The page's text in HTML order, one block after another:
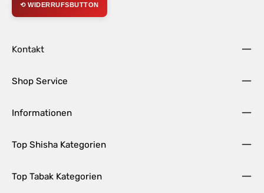
⟲ WIDERRUFSBUTTON
Kontakt
Shop Service
Informationen
Top Shisha Kategorien
Top Tabak Kategorien